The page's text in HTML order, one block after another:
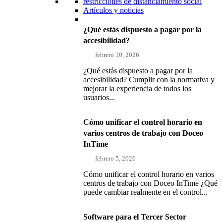
Artículos y noticias
¿Qué estás dispuesto a pagar por la
accesibilidad?
febrero 10, 2026
¿Qué estás dispuesto a pagar por la
accesibilidad? Cumplir con la normativa y
mejorar la experiencia de todos los
usuarios...
Cómo unificar el control horario en
varios centros de trabajo con Doceo
InTime
febrero 5, 2026
Cómo unificar el control horario en varios
centros de trabajo con Doceo InTime ¿Qué
puede cambiar realmente en el control...
Software para el Tercer Sector